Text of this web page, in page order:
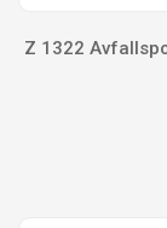
Z 1322